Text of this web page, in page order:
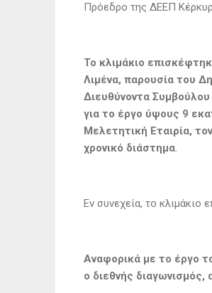
Πρόεδρο της ΔΕΕΠ
Το κλιμάκιο
Λιμένα, παρουσία του
Διευθύνοντα
για το έργο ύψους 9
Μελετητική Εταιρία,
χρονικό διάστημα.
Εν συνεχεία, το
Αναφορικά με το έργο
ο διεθνής